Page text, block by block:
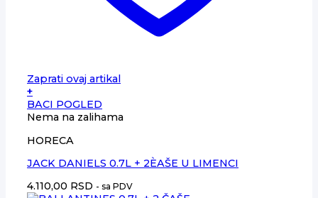
Zaprati ovaj artikal
+
BACI POGLED
Nema na zalihama
HORECA
JACK DANIELS 0.7L + 2ÈAŠE U LIMENCI
4.110,00 RSD - sa PDV